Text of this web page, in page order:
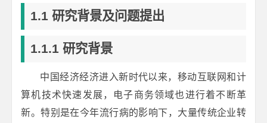
1.1研究背景及问题提出
1.1.1研究背景
中国经济经济进入新时代以来，移动互联网和计
算机技术快速发展，电子商务领域也进行着不断革
新。特别是在今年流行病的影响下，大量传统企业转